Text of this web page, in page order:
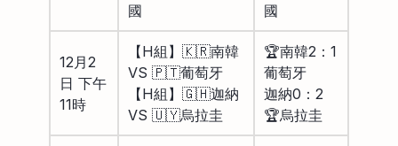
國
國
12月2
日 下午
11時
【H組】🇰🇷南韓
VS 🇵🇹葡萄牙
【H組】🇬🇭迦納
VS 🇺🇾烏拉圭
🏆南韓2：1
葡萄牙
迦納0：2
🏆烏拉圭